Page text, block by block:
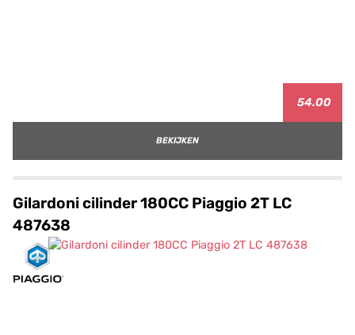
54.00
BEKIJKEN
Gilardoni cilinder 180CC Piaggio 2T LC
487638